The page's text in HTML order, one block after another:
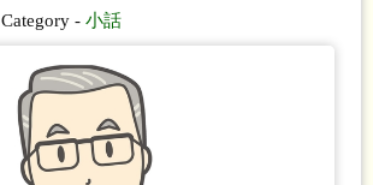
Category -小話